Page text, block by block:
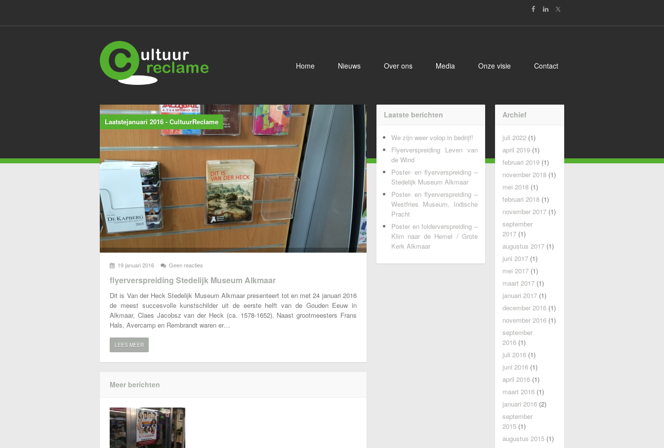
Home Nieuws Over ons Media Onze visie Contact
Laatstejanuari 2016 - CultuurReclame
19 januari 2016 Geen reacties
flyerverspreiding Stedelijk Museum Alkmaar
Dit is Van der Heck Stedelijk Museum Alkmaar presenteert tot en met 24 januari 2016
de meest succesvolle kunstschilder uit de eerste helft van de Gouden Eeuw in
Alkmaar, Claes Jacobsz van der Heck (ca. 1578-1652). Naast grootmeesters Frans
Hals, Avercamp en Rembrandt waren er…
LEES MEER
Meer berichten
Laatste berichten
We zijn weer volop in bedrijf!
Flyerverspreiding Leven van
de Wind
Poster- en flyerverspreiding –
Stedelijk Museum Alkmaar
Poster- en flyerverspreiding –
Westfries Museum, Indische
Pracht
Poster en folderverspreiding –
Klim naar de Hemel / Grote
Kerk Alkmaar
Archief
juli 2022 (1)
april 2019 (1)
februari 2019 (1)
november 2018 (1)
mei 2018 (1)
februari 2018 (1)
november 2017 (1)
september
2017 (1)
augustus 2017 (1)
juni 2017 (1)
mei 2017 (1)
maart 2017 (1)
januari 2017 (1)
december 2016 (1)
november 2016 (1)
september
2016 (1)
juli 2016 (1)
juni 2016 (1)
april 2016 (1)
maart 2016 (1)
januari 2016 (2)
september
2015 (1)
augustus 2015 (1)